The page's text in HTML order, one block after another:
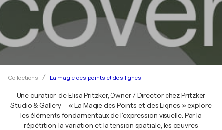
Collections La magie des points et des lignes
Une curation de Elisa Pritzker, Owner / Director chez Pritzker
Studio & Gallery – « La Magie des Points et des Lignes » explore
les éléments fondamentaux de l'expression visuelle. Par la
répétition, la variation et la tension spatiale, les œuvres